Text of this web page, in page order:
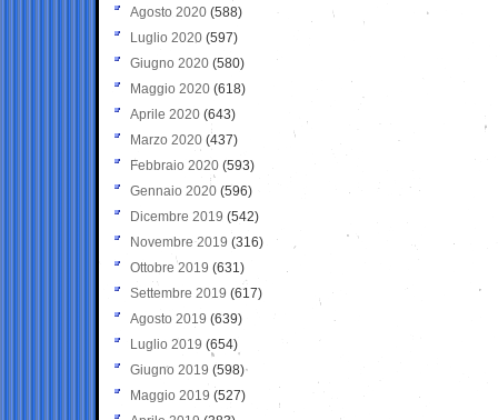
Agosto 2020 (588)
Luglio 2020 (597)
Giugno 2020 (580)
Maggio 2020 (618)
Aprile 2020 (643)
Marzo 2020 (437)
Febbraio 2020 (593)
Gennaio 2020 (596)
Dicembre 2019 (542)
Novembre 2019 (316)
Ottobre 2019 (631)
Settembre 2019 (617)
Agosto 2019 (639)
Luglio 2019 (654)
Giugno 2019 (598)
Maggio 2019 (527)